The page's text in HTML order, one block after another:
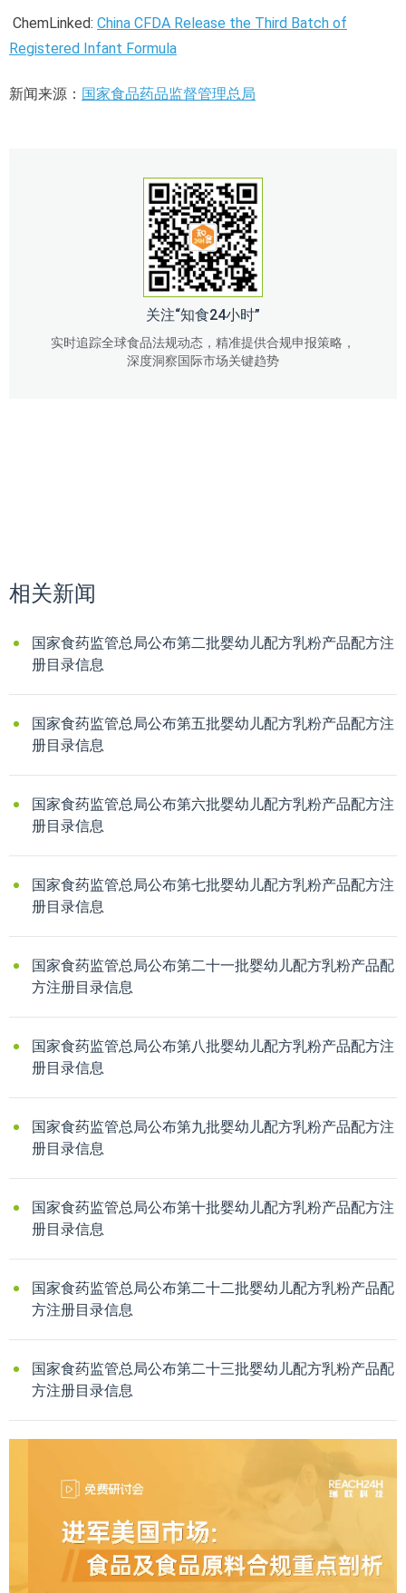
ChemLinked: China CFDA Release the Third Batch of
Registered Infant Formula
新闻来源： 国家食品药品监督管理总局
关注“知食24小时”
实时追踪全球食品法规动态，精准提供合规申报策略，
深度洞察国际市场关键趋势
相关新闻
国家食药监管总局公布第二批婴幼儿配方乳粉产品配方注
册目录信息
国家食药监管总局公布第五批婴幼儿配方乳粉产品配方注
册目录信息
国家食药监管总局公布第六批婴幼儿配方乳粉产品配方注
册目录信息
国家食药监管总局公布第七批婴幼儿配方乳粉产品配方注
册目录信息
国家食药监管总局公布第二十一批婴幼儿配方乳粉产品配
方注册目录信息
国家食药监管总局公布第八批婴幼儿配方乳粉产品配方注
册目录信息
国家食药监管总局公布第九批婴幼儿配方乳粉产品配方注
册目录信息
国家食药监管总局公布第十批婴幼儿配方乳粉产品配方注
册目录信息
国家食药监管总局公布第二十二批婴幼儿配方乳粉产品配
方注册目录信息
国家食药监管总局公布第二十三批婴幼儿配方乳粉产品配
方注册目录信息